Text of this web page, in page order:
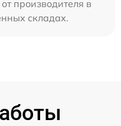
производителя в
складах.